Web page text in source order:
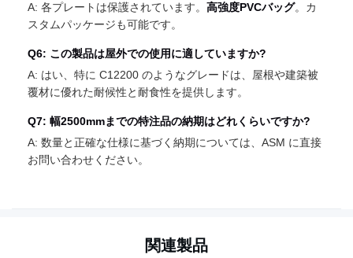
A: 各プレートは保護されています。 高強度PVCバッグ。カ
スタムパッケージも可能です。
Q6: この製品は屋外での使用に適していますか?
A: はい、特に C12200 のようなグレードは、屋根や建築被
覆材に優れた耐候性と耐食性を提供します。
Q7: 幅2500mmまでの特注品の納期はどれくらいですか?
A: 数量と正確な仕様に基づく納期については、ASM に直接
お問い合わせください。
関連製品